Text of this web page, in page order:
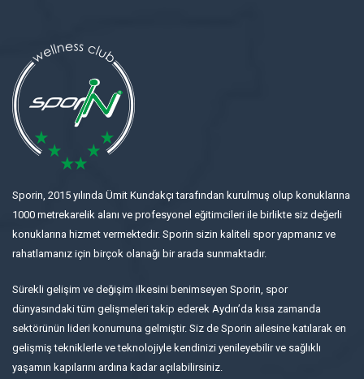
Sporin, 2015 yılında Ümit Kundakçı tarafından kurulmuş olup konuklarına
1000 metrekarelik alanı ve profesyonel eğitimcileri ile birlikte siz değerli
konuklarına hizmet vermektedir. Sporin sizin kaliteli spor yapmanız ve
rahatlamanız için birçok olanağı bir arada sunmaktadır.
Sürekli gelişim ve değişim ilkesini benimseyen Sporin, spor
dünyasındaki tüm gelişmeleri takip ederek Aydın’da kısa zamanda
sektörünün lideri konumuna gelmiştir. Siz de Sporin ailesine katılarak en
gelişmiş tekniklerle ve teknolojiyle kendinizi yenileyebilir ve sağlıklı
yaşamın kapılarını ardına kadar açılabilirsiniz.